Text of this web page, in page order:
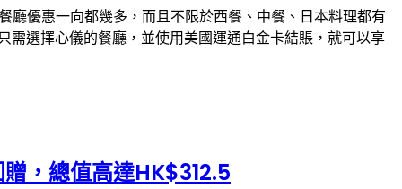
廳優惠一向都幾多，而且不限於西餐、中餐、日本料理都有
需選擇心儀的餐廳，並使用美國運通白金卡結賬，就可以享
，總值高達HK$312.5